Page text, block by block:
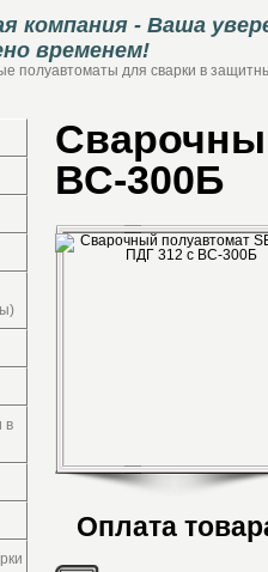
компания - Ваша
временем!
полуавтоматы для сварки в
в
ВС-300Б
Оплата